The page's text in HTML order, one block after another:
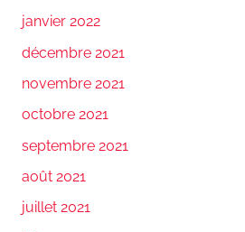
janvier 2022
décembre 2021
novembre 2021
octobre 2021
septembre 2021
août 2021
juillet 2021